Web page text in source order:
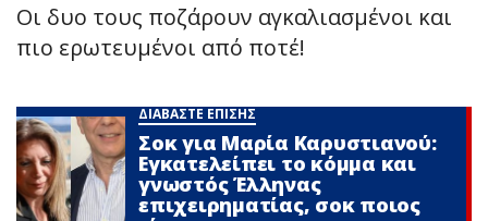
Οι δυο τους ποζάρουν αγκαλιασμένοι και
πιο ερωτευμένοι από ποτέ!
ΔΙΑΒΑΣΤΕ ΕΠΙΣΗΣ
Σoκ για Μαρία Καρυστιανού:
Εγκατελείπει το κόμμα και
γνωστός Έλληνας
επιχειρηματίας, σoκ ποιος